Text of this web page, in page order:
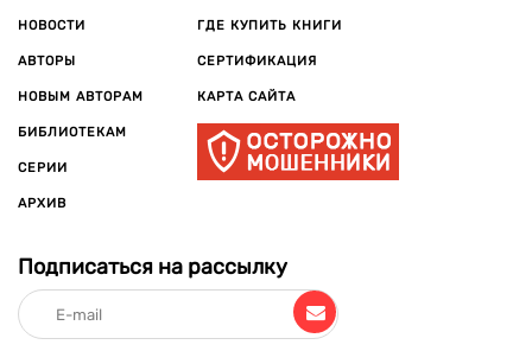
НОВОСТИ
АВТОРЫ
НОВЫМ АВТОРАМ
БИБЛИОТЕКАМ
СЕРИИ
АРХИВ
ГДЕ КУПИТЬ КНИГИ
СЕРТИФИКАЦИЯ
КАРТА САЙТА
Подписаться на рассылку